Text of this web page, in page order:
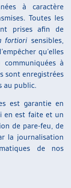
à caractère
Toutes les
prises afin de
fortiori sensibles,
qu’elles
à
sont enregistrées
au public.
est garantie en
en est faite et un
de pare-feu, de
la journalisation
de nos